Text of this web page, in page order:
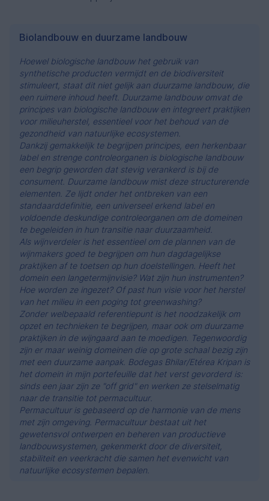
Biolandbouw en duurzame landbouw
Hoewel biologische landbouw het gebruik van
synthetische producten vermijdt en de biodiversiteit
stimuleert, staat dit niet gelijk aan duurzame landbouw, die
een ruimere inhoud heeft. Duurzame landbouw omvat de
principes van biologische landbouw en integreert praktijken
voor milieuherstel, essentieel voor het behoud van de
gezondheid van natuurlijke ecosystemen.
Dankzij gemakkelijk te begrijpen principes, een herkenbaar
label en strenge controleorganen is biologische landbouw
een begrip geworden dat stevig verankerd is bij de
consument. Duurzame landbouw mist deze structurerende
elementen. Ze lijdt onder het ontbreken van een
standaarddefinitie, een universeel erkend label en
voldoende deskundige controleorganen om de domeinen
te begeleiden in hun transitie naar duurzaamheid.
Als wijnverdeler is het essentieel om de plannen van de
wijnmakers goed te begrijpen om hun dagdagelijkse
praktijken af te toetsen op hun doelstellingen. Heeft het
domein een langetermijnvisie? Wat zijn hun instrumenten?
Hoe worden ze ingezet? Of past hun visie voor het herstel
van het milieu in een poging tot greenwashing?
Zonder welbepaald referentiepunt is het noodzakelijk om
opzet en technieken te begrijpen, maar ook om duurzame
praktijken in de wijngaard aan te moedigen. Tegenwoordig
zijn er maar weinig domeinen die op grote schaal bezig zijn
met een duurzame aanpak. Bodegas Bhilar/Etérea Kripan is
het domein in mijn portefeuille dat het verst gevorderd is:
sinds een jaar zijn ze "off grid" en werken ze stelselmatig
naar de transitie tot permacultuur.
Permacultuur is gebaseerd op de harmonie van de mens
met zijn omgeving. Permacultuur bestaat uit het
gewetensvol ontwerpen en beheren van productieve
landbouwsystemen, gekenmerkt door de diversiteit,
stabiliteit en veerkracht die samen het evenwicht van
natuurlijke ecosystemen bepalen.